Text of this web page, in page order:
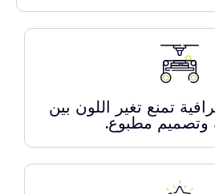
تمنع تغير اللون بين
مطبوع.